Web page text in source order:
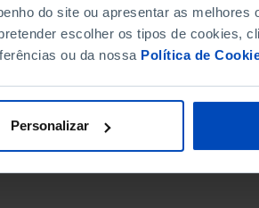
do site ou apresentar as melhores
escolher os tipos de cookies,
ou da nossa Política de
Personalizar